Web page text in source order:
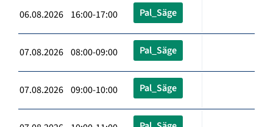
06.08.2026 16:00-17:00 Pal_Säge
07.08.2026 08:00-09:00 Pal_Säge
07.08.2026 09:00-10:00 Pal_Säge